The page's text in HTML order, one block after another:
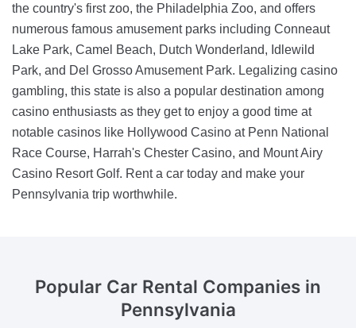
the country's first zoo, the Philadelphia Zoo, and offers
numerous famous amusement parks including Conneaut
Lake Park, Camel Beach, Dutch Wonderland, Idlewild
Park, and Del Grosso Amusement Park. Legalizing casino
gambling, this state is also a popular destination among
casino enthusiasts as they get to enjoy a good time at
notable casinos like Hollywood Casino at Penn National
Race Course, Harrah's Chester Casino, and Mount Airy
Casino Resort Golf. Rent a car today and make your
Pennsylvania trip worthwhile.
Popular Car Rental Companies in
Pennsylvania